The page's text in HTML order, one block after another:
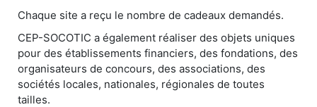
Chaque site a reçu le nombre de cadeaux demandés.
CEP-SOCOTIC a également réaliser des objets uniques
pour des établissements financiers, des fondations, des
organisateurs de concours, des associations, des
sociétés locales, nationales, régionales de toutes
tailles.